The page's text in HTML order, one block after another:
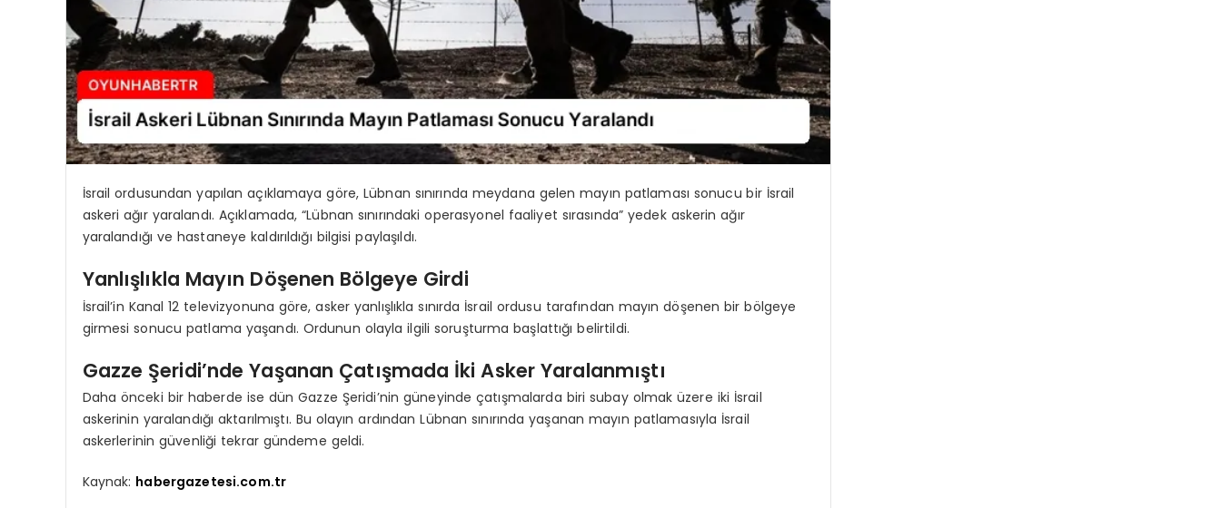
İsrail ordusundan yapılan açıklamaya göre, Lübnan sınırında meydana gelen mayın patlaması sonucu bir İsrail
askeri ağır yaralandı. Açıklamada, “Lübnan sınırındaki operasyonel faaliyet sırasında” yedek askerin ağır
yaralandığı ve hastaneye kaldırıldığı bilgisi paylaşıldı.
Yanlışlıkla Mayın Döşenen Bölgeye Girdi
İsrail’in Kanal 12 televizyonuna göre, asker yanlışlıkla sınırda İsrail ordusu tarafından mayın döşenen bir bölgeye
girmesi sonucu patlama yaşandı. Ordunun olayla ilgili soruşturma başlattığı belirtildi.
Gazze Şeridi’nde Yaşanan Çatışmada İki Asker Yaralanmıştı
Daha önceki bir haberde ise dün Gazze Şeridi’nin güneyinde çatışmalarda biri subay olmak üzere iki İsrail
askerinin yaralandığı aktarılmıştı. Bu olayın ardından Lübnan sınırında yaşanan mayın patlamasıyla İsrail
askerlerinin güvenliği tekrar gündeme geldi.
Kaynak: habergazetesi.com.tr